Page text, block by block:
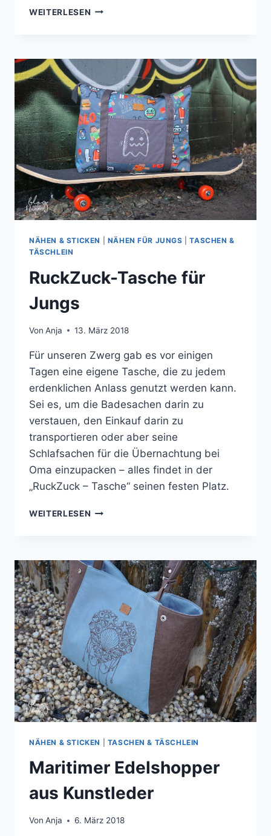
WEITERLESEN CARRYBAG
WORLD
WARCRAFT
TASCHE
NÄHEN & STICKEN NÄHEN FÜR JUNGS |TASCHEN &
TÄSCHLEIN
RuckZuck-Tasche für
Jungs
Von Anja 13. März 2018
Für unseren Zwerg gab es vor einigen
Tagen eine eigene Tasche, die zu jedem
erdenklichen Anlass genutzt werden kann.
Sei es, um die Badesachen darin zu
verstauen, den Einkauf darin zu
transportieren oder aber seine
Schlafsachen für die Übernachtung bei
Oma einzupacken – alles findet in der
„RuckZuck – Tasche“ seinen festen Platz.
WEITERLESEN RUCKZUCK-
NÄHEN & STICKEN TASCHEN & TÄSCHLEIN
Maritimer Edelshopper
aus Kunstleder
Von Anja 6. März 2018